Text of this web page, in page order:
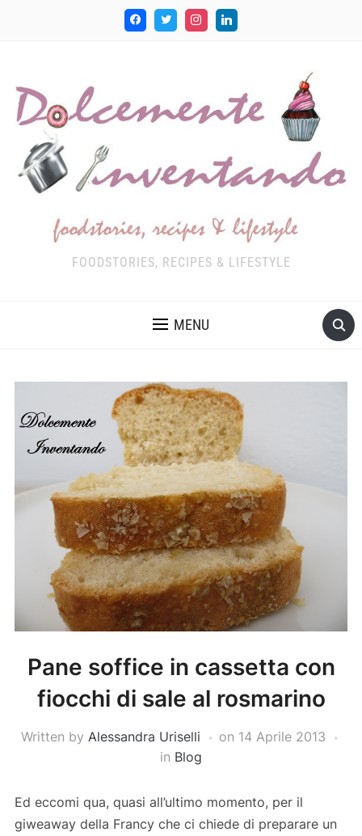
FOODSTORIES, RECIPES & LIFESTYLE
MENU
Pane soffice in cassetta con
fiocchi di sale al rosmarino
Written by Alessandra Uriselli on 14 Aprile 2013
in Blog
Ed eccomi qua, quasi all’ultimo momento, per il
giweaway della Francy che ci chiede di preparare un